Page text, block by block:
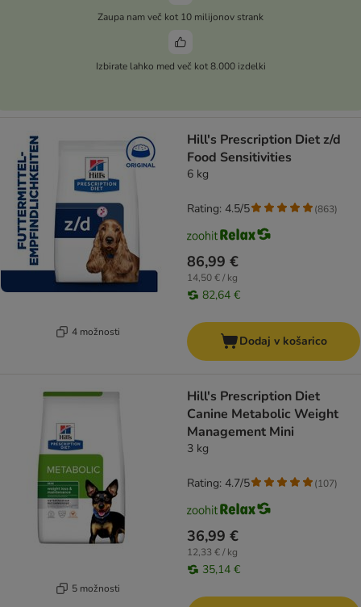
Zaupa nam več kot 10 milijonov strank
Izbirate lahko med več kot 8.000 izdelki
4 možnosti
Hill's Prescription Diet z/d
Food Sensitivities
6 kg
86,99 €
14,50 € / kg
82,64 €
Rating: 4.5/5 (863)
Dodaj v košarico
5 možnosti
Hill's Prescription Diet
Canine Metabolic Weight
Management Mini
3 kg
36,99 €
12,33 € / kg
35,14 €
Rating: 4.7/5 (107)